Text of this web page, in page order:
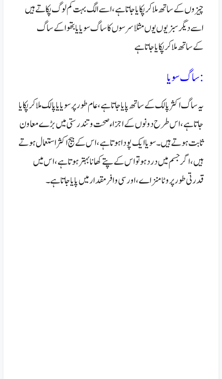
چیزوں کے ساتھ ملاکر پکایا جاتا ہے، اسے الگ بہت کم لوگ پکاتے ہیں
اسے دیگر سبزیوں یوں مثلا سرسوں کا ساگ سویا یا بتھوا کے ساگ
کےساتھ ملاکر پکایا جاتا ہے
:ساگ سویا
یہ ساگ اکثر پالک کے ساتھ پایا جاتا ہے، عام طور پر سویا یا پالک ملاکر پکایا
جاتا ہے،اس طرح دونوں کے اجزاء صحت و تندرستی میں بڑے معاون
ثابت ہوتے ہیں۔سویا ایک پودا ہوتا ہے، اس کے بیج اکثر استعمال ہوتے
ہیں، اگر جسم میں درد ہو تو اس کے پتے کھانا بہتر ہوتا ہے، اس میں
قدرتی طور پر وٹامنز اے، اور سی وافر مقدار میں پایا جاتا ہے۔